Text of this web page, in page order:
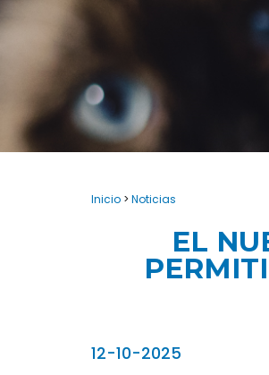
Inicio > Noticias
EL
12-10-2025